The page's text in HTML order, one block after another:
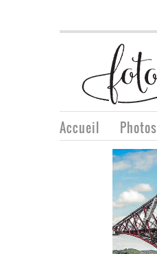
Accueil Photos